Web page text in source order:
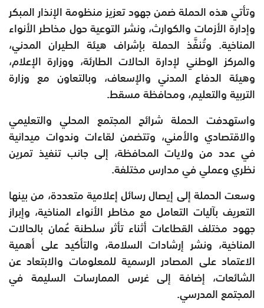
وتأتي هذه الحملة ضمن جهود تعزيز منظومة الإنذار المبكر
وإدارة الأزمات والكوارث، ونشر التوعية حول مخاطر الأنواء
المناخية. وتُنفَّذ الحملة بإشراف هيئة الطيران المدني،
والمركز الوطني لإدارة الحالات الطارئة، ووزارة الإعلام،
وهيئة الدفاع المدني والإسعاف، وبالتعاون مع وزارة
التربية والتعليم، ومحافظة مسقط.
واستهدفت الحملة شرائح المجتمع المحلي والتعليمي
والاقتصادي والأمني، وتتضمن لقاءات وندوات ميدانية
في عدد من ولايات المحافظة، إلى جانب تنفيذ تمرين
نظري وعملي في مدارس مختلفة.
وسعت الحملة إلى إيصال رسائل إعلامية متعددة، من بينها
التعريف بآليات التعامل مع مخاطر الأنواء المناخية، وإبراز
جهود مختلف القطاعات أثناء تأثر سلطنة عُمان بالحالات
المناخية، ونشر إرشادات السلامة، والتأكيد على أهمية
الاعتماد على المصادر الرسمية للمعلومات والابتعاد عن
الشائعات، إضافة إلى غرس الممارسات السليمة في
المجتمع المدرسي.